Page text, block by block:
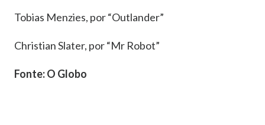
Tobias Menzies, por “Outlander”
Christian Slater, por “Mr Robot”
Fonte: O Globo